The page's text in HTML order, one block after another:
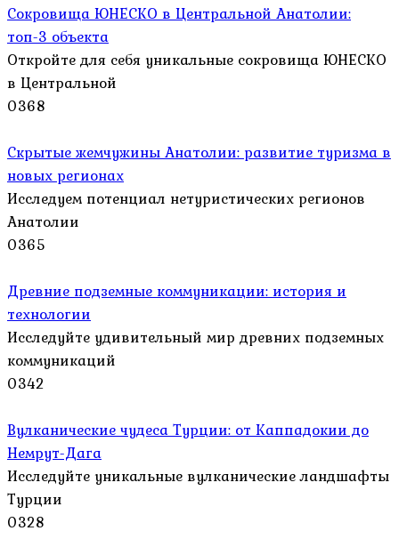
Сокровища ЮНЕСКО в Центральной Анатолии:
топ-3 объекта
Откройте для себя уникальные сокровища ЮНЕСКО
в Центральной
0368
Скрытые жемчужины Анатолии: развитие туризма в
новых регионах
Исследуем потенциал нетуристических регионов
Анатолии
0365
Древние подземные коммуникации: история и
технологии
Исследуйте удивительный мир древних подземных
коммуникаций
0342
Вулканические чудеса Турции: от Каппадокии до
Немрут-Дага
Исследуйте уникальные вулканические ландшафты
Турции
0328